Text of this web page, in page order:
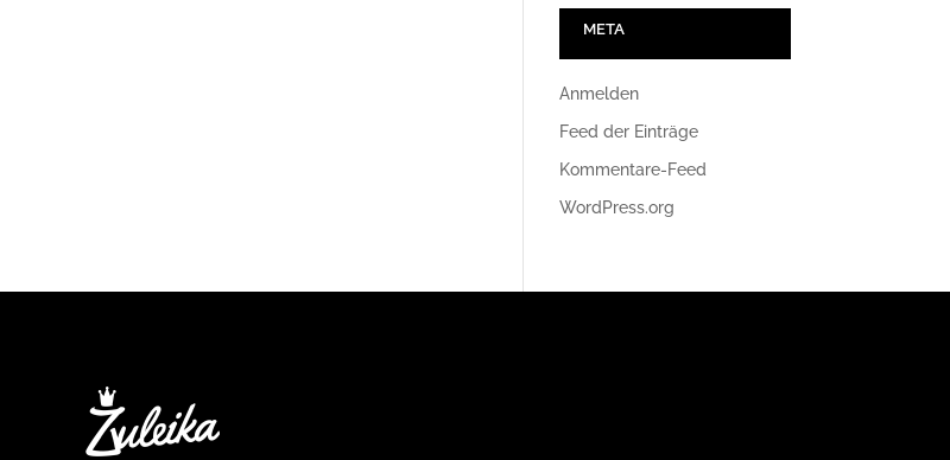
META
Anmelden
Feed der Einträge
Kommentare-Feed
WordPress.org